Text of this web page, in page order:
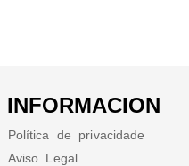
INFORMACION
Política de privacidade
Aviso Legal